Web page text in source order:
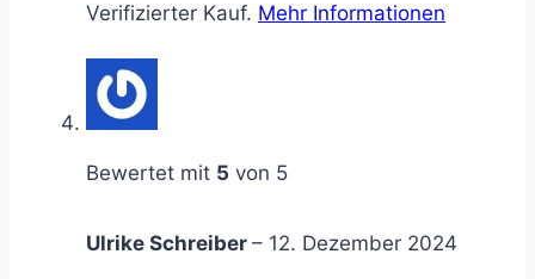
Verifizierter Kauf. Mehr Informationen
Bewertet mit 5 von 5
Ulrike Schreiber – 12. Dezember 2024